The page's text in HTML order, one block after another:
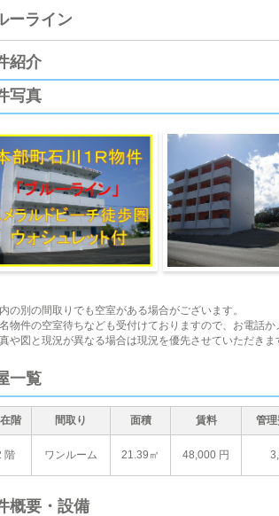
ーライン
紹介
写真
の別の間取りでも空室がある場合がございます。
物件の空室待ちなども受付けておりますので、お電話か
や図と現況が異なる場合は現況を優先させていただきま
一覧
階 間取り 面積 賃料 管
階 ワンルーム 21.39㎡ 48,000 円
概要・設備